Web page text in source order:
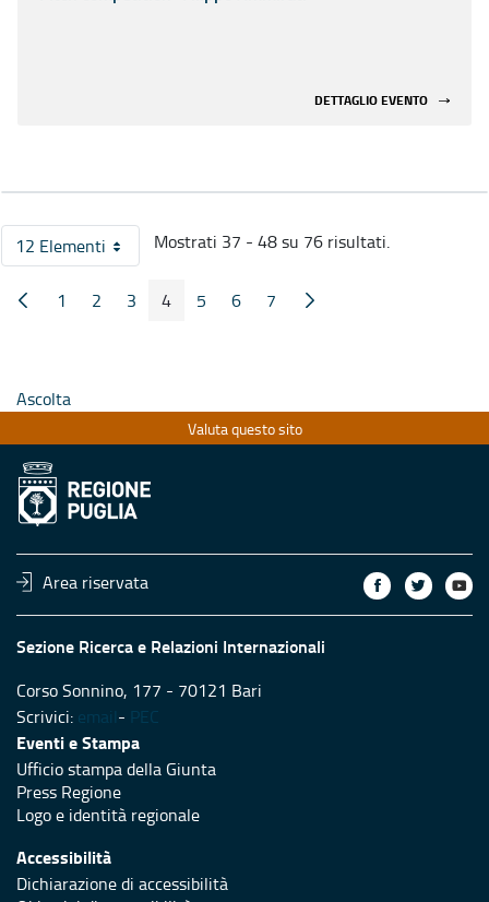
DETTAGLIO EVENTO
12 ElementiPer pagina
Mostrati 37 - 48 su 76 risultati.
Pagina Precedente
Pagina
1 Pagina
2 Pagina
3 Pagina
4 Pagina
5 Pagina
6 Pagina
7 Pagina Seguente
Ascolta
Valuta questo sito
Area riservata
Sezione Ricerca e Relazioni Internazionali
Corso Sonnino, 177 - 70121 Bari
Scrivici: email - PEC
Eventi e Stampa
Ufficio stampa della Giunta
Press Regione
Logo e identità regionale
Accessibilità
Dichiarazione di accessibilità